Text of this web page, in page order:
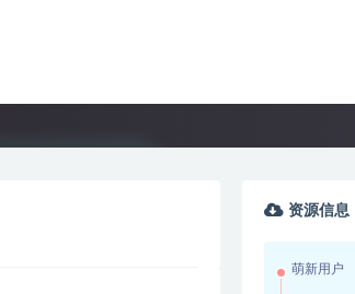
资源信息
萌新用户